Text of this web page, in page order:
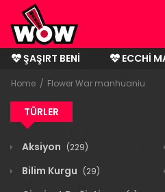
ŞAŞIRT BENI
ECCHI
BITMIŞ MANGALAR
Home Flower War manhuaniu
TÜRLER
Aksiyon (229)
Bilim Kurgu (29)